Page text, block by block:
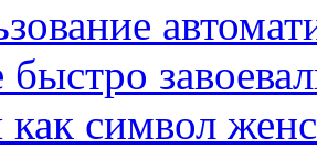
быстро
как символ